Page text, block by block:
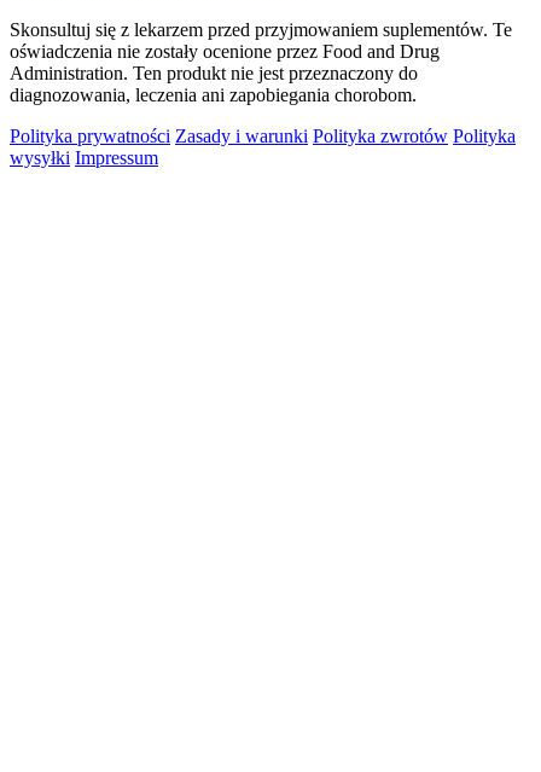
Skonsultuj się z lekarzem przed przyjmowaniem suplementów. Te
oświadczenia nie zostały ocenione przez Food and Drug
Administration. Ten produkt nie jest przeznaczony do
diagnozowania, leczenia ani zapobiegania chorobom.
Polityka prywatności Zasady i warunki Polityka zwrotów Polityka
wysyłki Impressum